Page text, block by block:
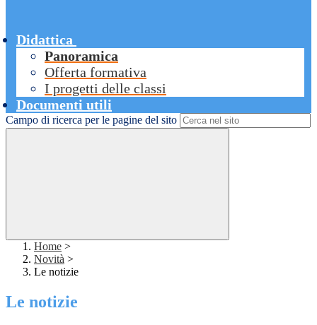
Didattica
Panoramica
Offerta formativa
I progetti delle classi
Documenti utili
Campo di ricerca per le pagine del sito
Home >
Novità >
Le notizie
Le notizie